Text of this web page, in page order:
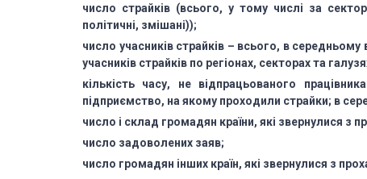
число страйків (всього, у тому числі за
політичні, змішані));
число учасників страйків – всього, в
учасників страйків по регіонах, секторахта
кількість часу, не відпрацьованого
підприємство, на якому проходили страйки; в
число і склад громадян країни, які звернулися з
число задоволених заяв;
число громадян інших країн, які звернулися з